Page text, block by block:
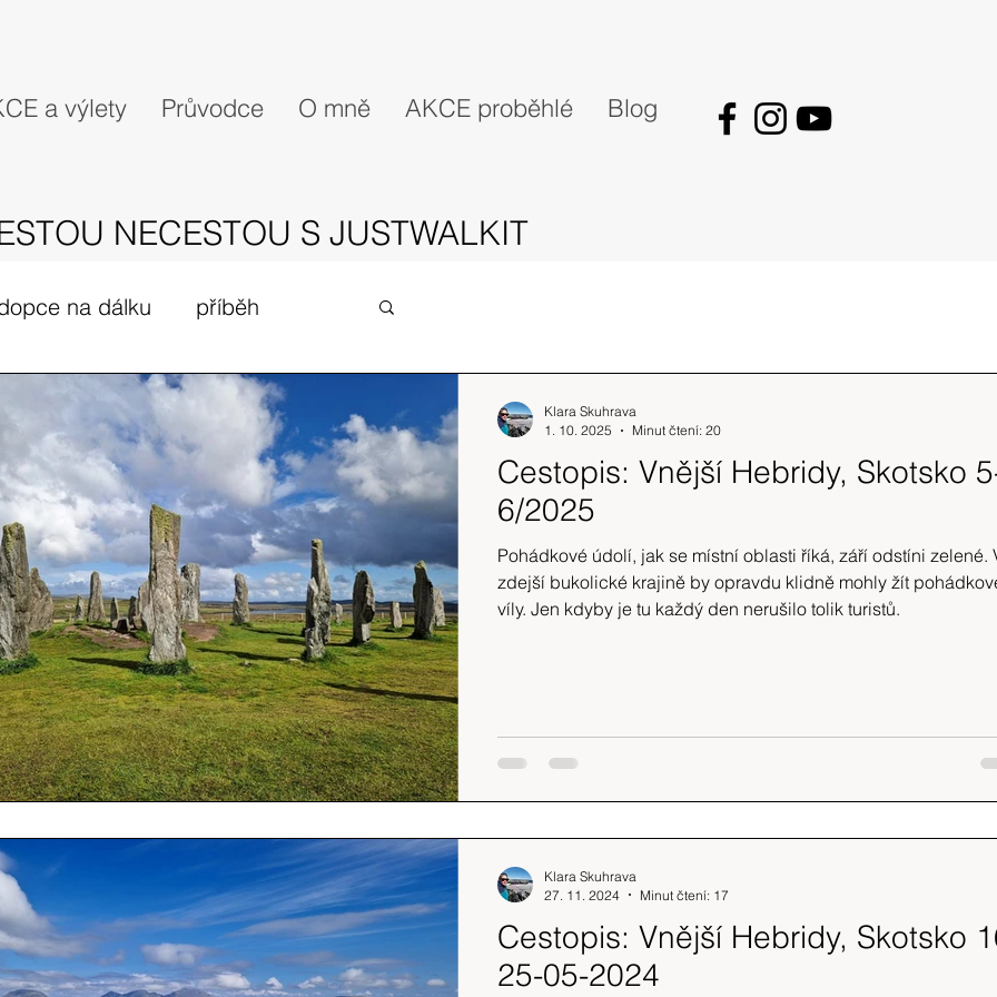
a výlety Průvodce O mně AKCE proběhlé Blog
NECESTOU S JUSTWALKIT
na dálku příběh
zivot v UK
expedice Skotské ostrovy
Srílanka cestuj s mámou
Island
Cestopis: Vnější Hebridy, Skotsko
6/2025
Pohádkové údolí, jak se místní oblasti říká, září odstíni zelené.
zdejší bukolické krajině by opravdu klidně mohly žít
víly. Jen kdyby je tu každý den nerušilo tolik turistů.
Klara Skuhrava
1. 10. 2025
Minut čtení: 20
Cestopis: Vnější Hebridy, Skotsko
25-05-2024
Klara Skuhrava
27. 11. 2024
Minut čtení: 17